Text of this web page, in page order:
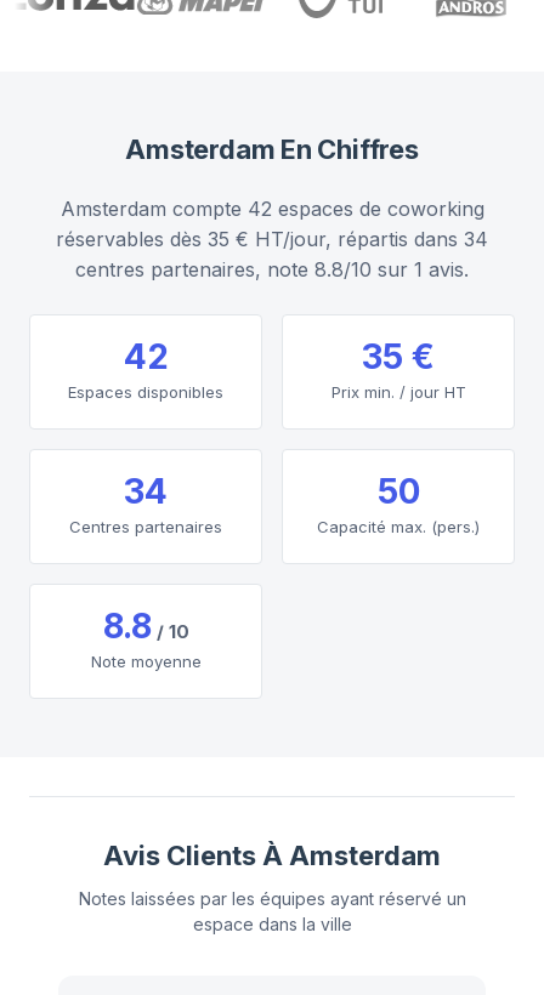
Amsterdam En Chiffres
Amsterdam compte 42 espaces de coworking
réservables dès 35 € HT/jour, répartis dans 34
centres partenaires, note 8.8/10 sur 1 avis.
42
Espaces disponibles
35 €
Prix min. / jour HT
34
Centres partenaires
50
Capacité max. (pers.)
8.8/ 10
Note moyenne
Avis Clients À Amsterdam
Notes laissées par les équipes ayant réservé un
espace dans la ville